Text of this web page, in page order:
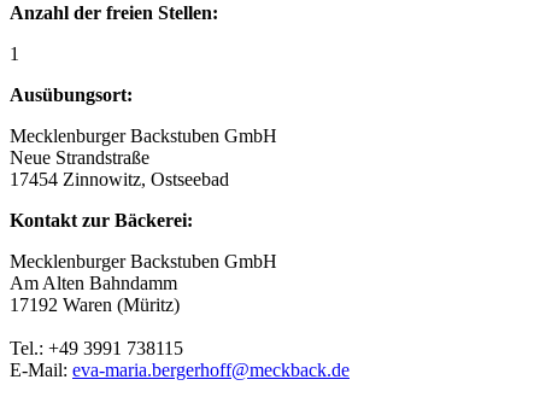
Anzahl der freien Stellen:
1
Ausübungsort:
Mecklenburger Backstuben GmbH
Neue Strandstraße
17454 Zinnowitz, Ostseebad
Kontakt zur Bäckerei:
Mecklenburger Backstuben GmbH
Am Alten Bahndamm
17192 Waren (Müritz)
Tel.: +49 3991 738115
E-Mail: eva-maria.bergerhoff@meckback.de